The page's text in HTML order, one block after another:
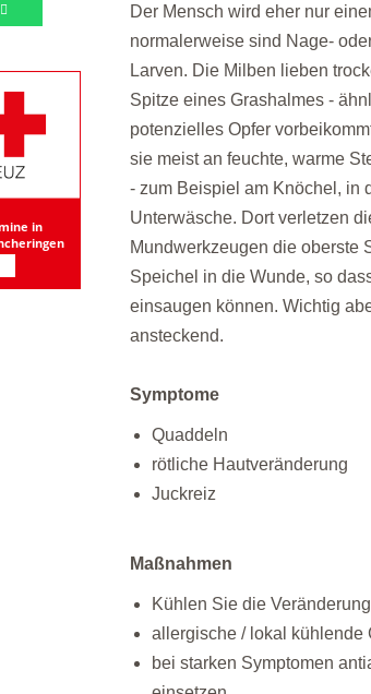
Der Mensch wird eher nur
normalerweise sind Nage-
Larven. Die Milben lieben
Spitze eines Grashalmes -
potenzielles Opfer
sie meist an feuchte, warme
- zum Beispiel am Knöchel, in
Unterwäsche. Dort verletzen
Mundwerkzeugen die oberste
Speichel in die Wunde, so
einsaugen können. Wichtig
ansteckend.
Symptome
Quaddeln
rötliche Hautveränderung
Juckreiz
Maßnahmen
Kühlen Sie die
allergische / lokal kühlende
bei starken Symptomen
in